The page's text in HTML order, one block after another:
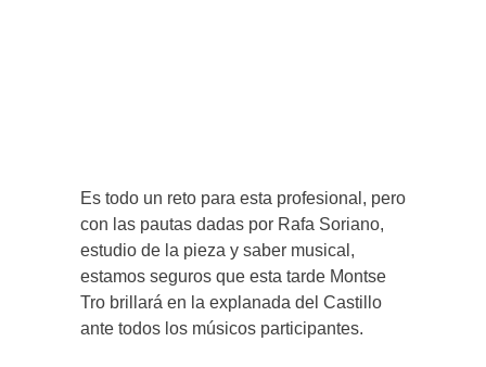
Es todo un reto para esta profesional, pero
con las pautas dadas por Rafa Soriano,
estudio de la pieza y saber musical,
estamos seguros que esta tarde Montse
Tro brillará en la explanada del Castillo
ante todos los músicos participantes.